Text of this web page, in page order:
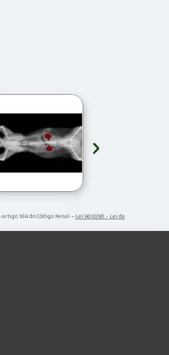
›
184 do Código Penal –Lei 9610/98 - Lei de